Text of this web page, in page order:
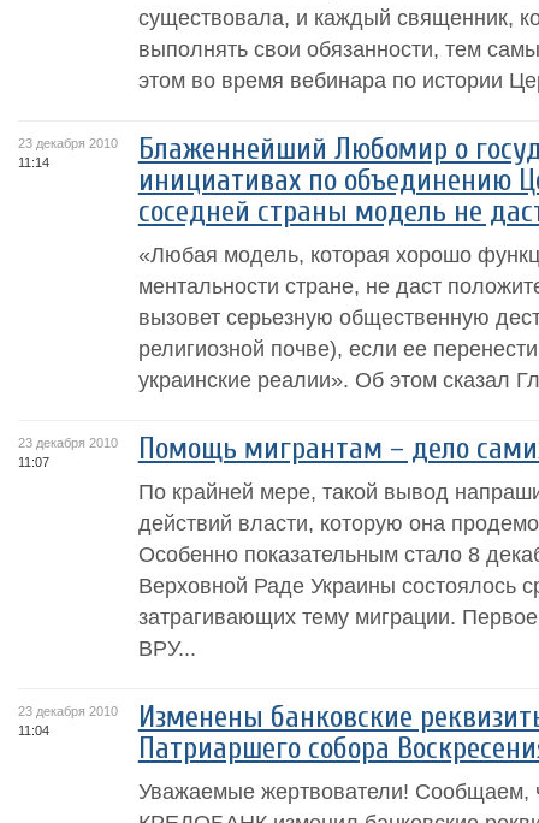
существовала, и каждый священник,
выполнять свои обязанности, тем
этом во время вебинара по истории
23 декабря 2010
11:14
Блаженнейший Любомир о
инициативах по объединению
соседней страны модель не
«Любая модель, которая хорошо
ментальности стране, не даст
вызовет серьезную общественную
религиозной почве), если ее
украинские реалии». Об этом сказал
23 декабря 2010
11:07
Помощь мигрантам – дело
По крайней мере, такой вывод
действий власти, которую она
Особенно показательным стало 8
Верховной Раде Украины состоялось
затрагивающих тему миграции.
ВРУ...
23 декабря 2010
11:04
Изменены банковские
Патриаршего собора
Уважаемые жертвователи! Сообщаем,